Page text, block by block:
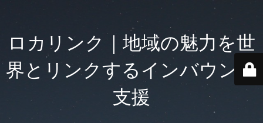
ロカリンク｜地域の魅力を世
界とリンクするインバウンド
支援